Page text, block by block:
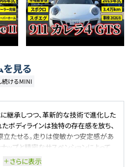
を見る
続けるMINI
継承しつつ、革新的な技術で進化した
ボディラインは独特の存在感を放ち、
たせる。走りは俊敏かつ安定感があ
ップと精密なサスペンションによって、
ビングが楽しめる。快適装備も充実し、
さらに表示